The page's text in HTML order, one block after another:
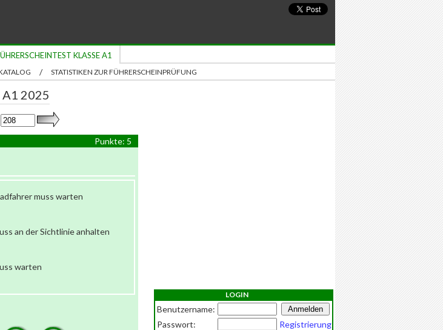
KLASSE A1
/ STATISTIKEN ZUR FÜHRERSCHEINPRÜFUNG
A1 2025
Punkte: 5
muss warten
an der Sichtlinie anhalten
warten
LOGIN
Benutzername:
Passwort:
Registrierung